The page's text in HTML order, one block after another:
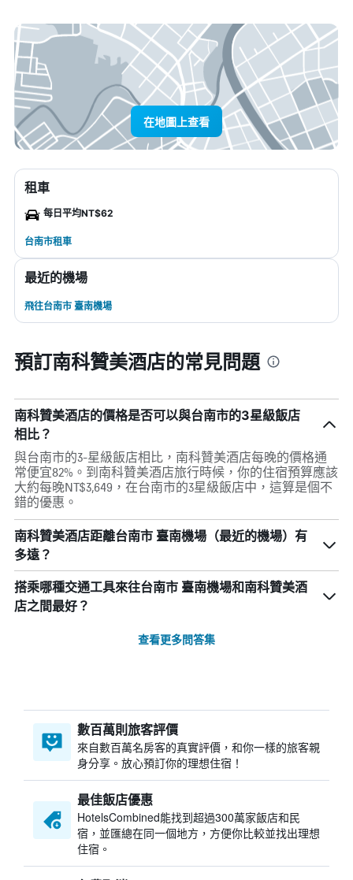
在地圖上查看
租車
每日平均NT$62
台南市租車
最近的機場
飛往台南市 臺南機場
預訂南科贊美酒店的常見問題
南科贊美酒店的價格是否可以與台南市的3星級飯店
相比？
與台南市的3-星級飯店相比，南科贊美酒店每晚的價格通
常便宜82%。到南科贊美酒店旅行時候，你的住宿預算應該
大約每晚NT$3,649，在台南市的3星級飯店中，這算是個不
錯的優惠。
南科贊美酒店距離台南市 臺南機場（最近的機場）有
多遠？
搭乘哪種交通工具來往台南市 臺南機場和南科贊美酒
店之間最好？
查看更多問答集
數百萬則旅客評價
來自數百萬名房客的真實評價，和你一樣的旅客親
身分享。放心預訂你的理想住宿！
最佳飯店優惠
HotelsCombined​能找到超過300萬家飯店和民
宿，並匯總在同一個地方，方便你比較並找出理想
住宿。